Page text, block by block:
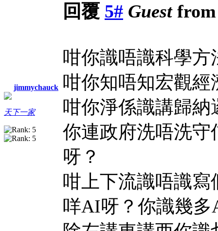
jimmychauck
天下一家
回覆 5# Guestfrom
咁你識唔識科學方
咁你知唔知宏觀
咁你淨係識講歸
你連政府洗唔洗守
呀？
咁上下流識唔識
咩AI呀？你識幾多